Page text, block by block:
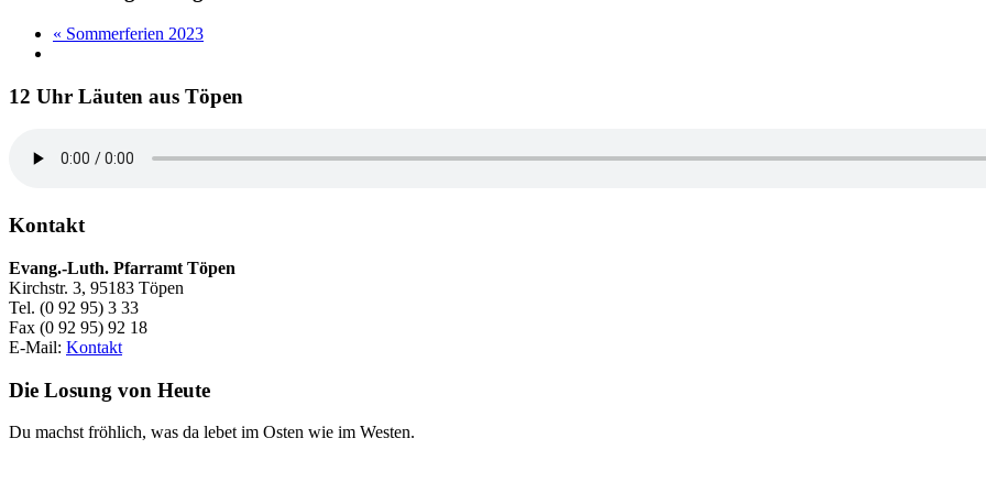
« Sommerferien 2023
12 Uhr Läuten aus Töpen
Kontakt
Evang.-Luth. Pfarramt Töpen
Kirchstr. 3, 95183 Töpen
Tel. (0 92 95) 3 33
Fax (0 92 95) 92 18
E-Mail: Kontakt
Die Losung von Heute
Du machst fröhlich, was da lebet im Osten wie im Westen.